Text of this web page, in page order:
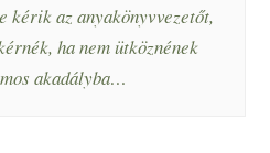
kérik az anyakönyvvezetőt,
ha nem ütköznének
akadályba…